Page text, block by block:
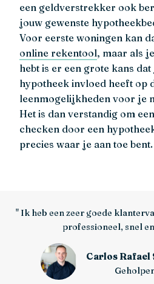
een geldverstrekker ook
jouw gewenste
Voor eerste woningen kan
online rekentool, maar als
hebt is er een grote kans
hypotheek invloed heeft op
leenmogelijkheden voor je
Het is dan verstandig om
checken door een
precies waar je aan toe bent.
Ik heb een zeer goede
professioneel, snel
Carlos Rafael